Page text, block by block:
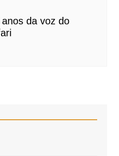
da voz do